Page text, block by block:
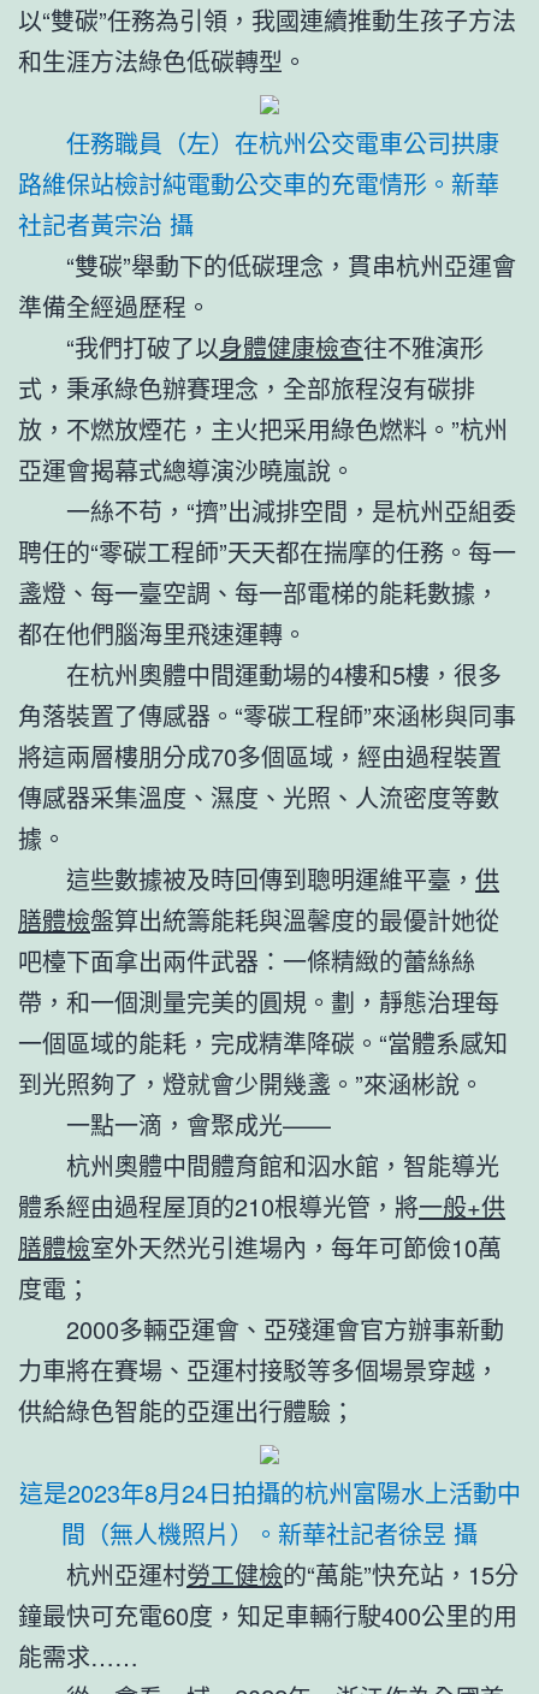
以“雙碳”任務為引領，我國連續推動生孩子方法
和生涯方法綠色低碳轉型。
任務職員（左）在杭州公交電車公司拱康
路維保站檢討純電動公交車的充電情形。 新華
社記者黃宗治 攝
“雙碳”舉動下的低碳理念，貫串杭州亞運會
準備全經過歷程。
“我們打破了以身體健康檢查往不雅演形
式，秉承綠色辦賽理念，全部旅程沒有碳排
放，不燃放煙花，主火把采用綠色燃料。”杭州
亞運會揭幕式總導演沙曉嵐說。
一絲不苟，“擠”出減排空間，是杭州亞組委
聘任的“零碳工程師”天天都在揣摩的任務。每一
盞燈、每一臺空調、每一部電梯的能耗數據，
都在他們腦海里飛速運轉。
在杭州奧體中間運動場的4樓和5樓，很多
角落裝置了傳感器。“零碳工程師”來涵彬與同事
將這兩層樓朋分成70多個區域，經由過程裝置
傳感器采集溫度、濕度、光照、人流密度等數
據。
這些數據被及時回傳到聰明運維平臺， 供
膳體檢盤算出統籌能耗與溫馨度的最優計她從
吧檯下面拿出兩件武器：一條精緻的蕾絲絲
帶，和一個測量完美的圓規。劃，靜態治理每
一個區域的能耗，完成精準降碳。“當體系感知
到光照夠了，燈就會少開幾盞。”來涵彬說。
一點一滴，會聚成光——
杭州奧體中間體育館和泅水館，智能導光
體系經由過程屋頂的210根導光管，將一般+供
膳體檢室外天然光引進場內，每年可節儉10萬
度電；
2000多輛亞運會、亞殘運會官方辦事新動
力車將在賽場、亞運村接駁等多個場景穿越，
供給綠色智能的亞運出行體驗；
這是2023年8月24日拍攝的杭州富陽水上活動中
間（無人機照片）。 新華社記者徐昱 攝
杭州亞運村勞工健檢的“萬能”快充站，15分
鐘最快可充電60度，知足車輛行駛400公里的用
能需求……